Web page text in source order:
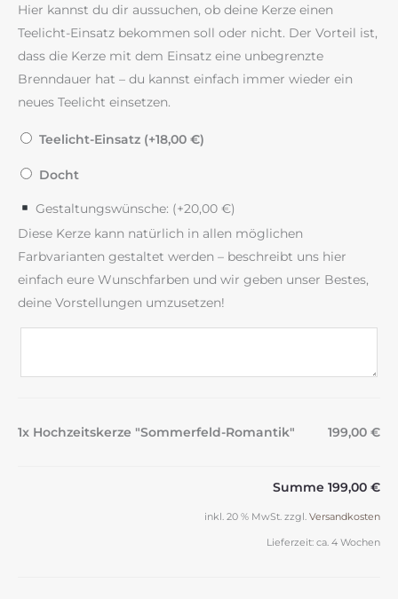
Hier kannst du dir aussuchen, ob deine Kerze einen
Teelicht-Einsatz bekommen soll oder nicht. Der Vorteil ist,
dass die Kerze mit dem Einsatz eine unbegrenzte
Brenndauer hat – du kannst einfach immer wieder ein
neues Teelicht einsetzen.
Teelicht-Einsatz (+18,00 €)
Docht
Gestaltungswünsche: (+20,00 €)
Diese Kerze kann natürlich in allen möglichen
Farbvarianten gestaltet werden – beschreibt uns hier
einfach eure Wunschfarben und wir geben unser Bestes,
deine Vorstellungen umzusetzen!
1x Hochzeitskerze "Sommerfeld-Romantik" 199,00 €
Summe 199,00 €
inkl. 20 % MwSt. zzgl. Versandkosten
Lieferzeit: ca. 4 Wochen